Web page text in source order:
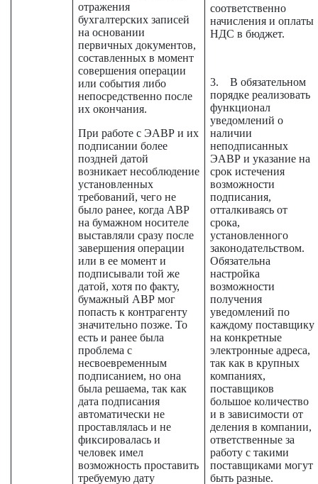
отражения
бухгалтерских записей
на основании
первичных документов,
составленных в момент
совершения операции
или события либо
непосредственно после
их окончания.
При работе с ЭАВР и их
подписании более
поздней датой
возникает несоблюдение
установленных
требований, чего не
было ранее, когда АВР
на бумажном носителе
выставляли сразу после
завершения операции
или в ее момент и
подписывали той же
датой, хотя по факту,
бумажный АВР мог
попасть к контрагенту
значительно позже. То
есть и ранее была
проблема с
несвоевременным
подписанием, но она
была решаема, так как
дата подписания
автоматически не
проставлялась и не
фиксировалась и
человек имел
возможность проставить
требуемую дату
соответственно
начисления и оплаты
НДС в бюджет.
3. В обязательном
порядке реализовать
функционал
уведомлений о
наличии
неподписанных
ЭАВР и указание на
срок истечения
возможности
подписания,
отталкиваясь от
срока,
установленного
законодательством.
Обязательна
настройка
возможности
получения
уведомлений по
каждому поставщику
на конкретные
электронные адреса,
так как в крупных
компаниях,
поставщиков
большое количество
и в зависимости от
деления в компании,
ответственные за
работу с такими
поставщиками могут
быть разные.